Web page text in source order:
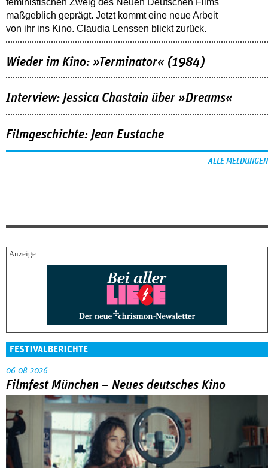
maßgeblich geprägt. Jetzt kommt eine neue Arbeit
von ihr ins Kino. Claudia Lenssen blickt zurück.
Wieder im Kino: »Terminator« (1984)
Interview: Jessica Chastain über »Dreams«
Filmgeschichte: Jean Eustache
ALLE MELDUNGEN
FESTIVALBERICHTE
06.08.2026
Filmfest München – Neues deutsches Kino